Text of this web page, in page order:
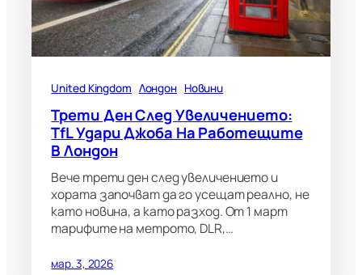
United Kingdom Лондон Новини
Трети Ден След Увеличението:
TfL Удари Джоба На Работещите
В Лондон
Вече трети ден след увеличението и
хората започват да го усещат реално, не
като новина, а като разход. От 1 март
тарифите на метрото, DLR,…
мар. 3, 2026